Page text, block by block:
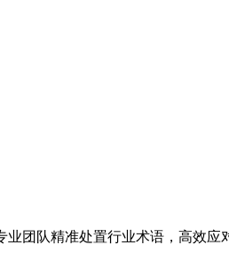
队精准处置行业术语，高效应